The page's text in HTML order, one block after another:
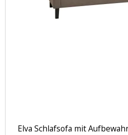
Elva Schlafsofa mit